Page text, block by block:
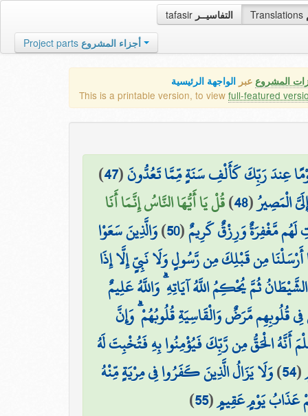
tafasir التفاسيــر Translations
Project parts أجزاء المشروع
المشروع عبر الواجهة الرئيسية
This is a printable version, to view full-featured
عِندَ رَبِّكَ كَأَلْفِ سَنَةٍ مِّمَّا تَعُدُّونَ(
47
)
الْمَصِيرُ(
48
)قُلْ يَا أَيُّهَا النَّاسُ إِنَّمَا أَنَا
لَهُم مَّغْفِرَةٌ وَرِزْقٌ كَرِيمٌ(
50
)وَالَّذِينَ سَعَوْا
أَرْسَلْنَا مِن قَبْلِكَ مِن رَّسُولٍ وَلَا نَبِيٍّ إِلَّا إِذَا
ثُمَّ يُحْكِمُ اللَّهُ آيَاتِهِ ۗ وَاللَّهُ عَلِيمٌ
قُلُوبِهِم مَّرَضٌ وَالْقَاسِيَةِ قُلُوبُهُمْ ۗ وَإِنَّ
أَنَّهُ الْحَقُّ مِن رَّبِّكَ فَيُؤْمِنُوا بِهِ فَتُخْبِتَ لَهُ
(
54
)وَلَا يَزَالُ الَّذِينَ كَفَرُوا فِي مِرْيَةٍ مِّنْهُ
عَذَابُ يَوْمٍ عَقِيمٍ(
55
)